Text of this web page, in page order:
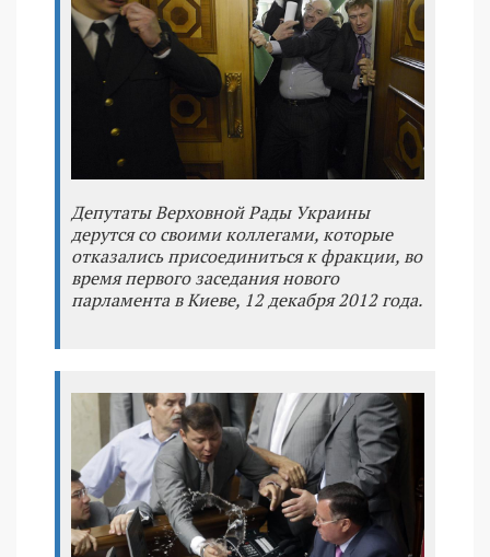
Депутаты Верховной Рады Украины
дерутся со своими коллегами, которые
отказались присоединиться к фракции, во
время первого заседания нового
парламента в Киеве, 12 декабря 2012 года.